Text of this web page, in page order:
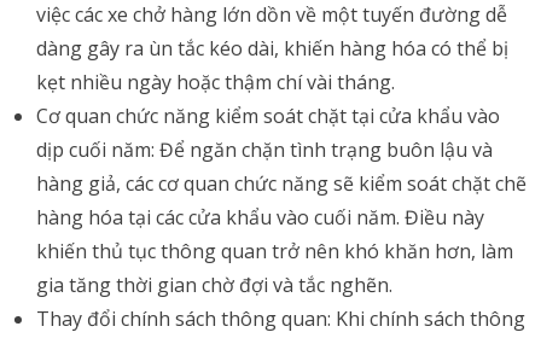
việc các xe chở hàng lớn dồn về một tuyến đường dễ
dàng gây ra ùn tắc kéo dài, khiến hàng hóa có thể bị
kẹt nhiều ngày hoặc thậm chí vài tháng.
Cơ quan chức năng kiểm soát chặt tại cửa khẩu vào
dịp cuối năm: Để ngăn chặn tình trạng buôn lậu và
hàng giả, các cơ quan chức năng sẽ kiểm soát chặt chẽ
hàng hóa tại các cửa khẩu vào cuối năm. Điều này
khiến thủ tục thông quan trở nên khó khăn hơn, làm
gia tăng thời gian chờ đợi và tắc nghẽn.
Thay đổi chính sách thông quan: Khi chính sách thông